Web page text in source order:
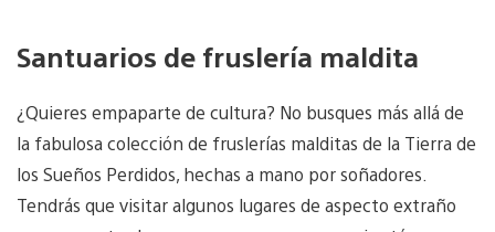
Santuarios de fruslería maldita
¿Quieres empaparte de cultura? No busques más allá de
la fabulosa colección de fruslerías malditas de la Tierra de
los Sueños Perdidos, hechas a mano por soñadores.
Tendrás que visitar algunos lugares de aspecto extraño